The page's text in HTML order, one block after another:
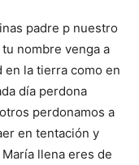
padre p nuestro
nombre venga a
la tierra como en
día perdona
perdonamos a
en tentación y
llena eres de